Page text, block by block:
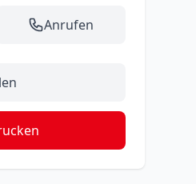
Anrufen